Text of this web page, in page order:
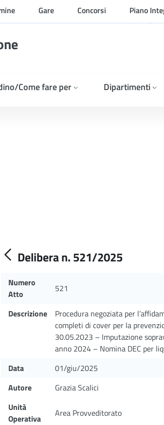
Gare Concorsi
Piano
Come fare per Dipartimenti
Delibera n. 521/2025
Numero
Atto
521
Descrizione
Procedura negoziata per
completi di cover per la
30.05.2023 – Imputazione
anno 2024 – Nomina DEC per
Data
01/giu/2025
Autore
Grazia Scalici
Unità
Operativa
Area Provveditorato